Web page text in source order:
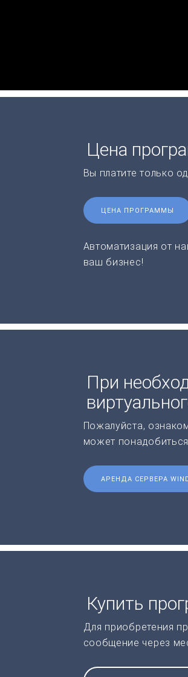
Цена
Вы платите только
ЦЕНА ПРОГРАММЫ
Автоматизация от
ваш бизнес!
При
Пожалуйста,
может
АРЕНДА СЕРВЕРА
Купить
Для приобретения
сообщение через